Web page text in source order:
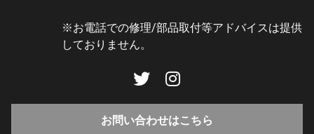
※お電話での修理/部品取付等アドバイスは提供
しておりません。
お問い合わせはこちら